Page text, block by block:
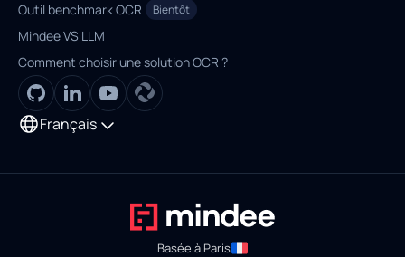
Outil benchmark OCR Bientôt
Mindee VS LLM
Comment choisir une solution OCR ?
Français
Basée à Paris